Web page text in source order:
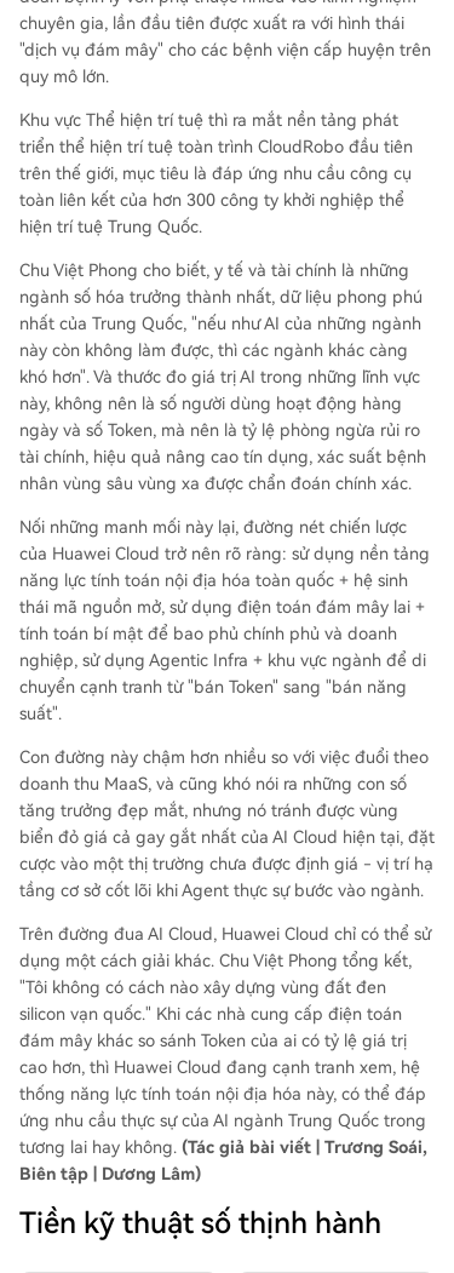
chuyên gia, lần đầu tiên được xuất ra với hình thái
"dịch vụ đám mây" cho các bệnh viện cấp huyện trên
quy mô lớn.
Khu vực Thể hiện trí tuệ thì ra mắt nền tảng phát
triển thể hiện trí tuệ toàn trình CloudRobo đầu tiên
trên thế giới, mục tiêu là đáp ứng nhu cầu công cụ
toàn liên kết của hơn 300 công ty khởi nghiệp thể
hiện trí tuệ Trung Quốc.
Chu Việt Phong cho biết, y tế và tài chính là những
ngành số hóa trưởng thành nhất, dữ liệu phong phú
nhất của Trung Quốc, "nếu như AI của những ngành
này còn không làm được, thì các ngành khác càng
khó hơn". Và thước đo giá trị AI trong những lĩnh vực
này, không nên là số người dùng hoạt động hàng
ngày và số Token, mà nên là tỷ lệ phòng ngừa rủi ro
tài chính, hiệu quả nâng cao tín dụng, xác suất bệnh
nhân vùng sâu vùng xa được chẩn đoán chính xác.
Nối những manh mối này lại, đường nét chiến lược
của Huawei Cloud trở nên rõ ràng: sử dụng nền tảng
năng lực tính toán nội địa hóa toàn quốc + hệ sinh
thái mã nguồn mở, sử dụng điện toán đám mây lai +
tính toán bí mật để bao phủ chính phủ và doanh
nghiệp, sử dụng Agentic Infra + khu vực ngành để di
chuyển cạnh tranh từ "bán Token" sang "bán năng
suất".
Con đường này chậm hơn nhiều so với việc đuổi theo
doanh thu MaaS, và cũng khó nói ra những con số
tăng trưởng đẹp mắt, nhưng nó tránh được vùng
biển đỏ giá cả gay gắt nhất của AI Cloud hiện tại, đặt
cược vào một thị trường chưa được định giá - vị trí hạ
tầng cơ sở cốt lõi khi Agent thực sự bước vào ngành.
Trên đường đua AI Cloud, Huawei Cloud chỉ có thể sử
dụng một cách giải khác. Chu Việt Phong tổng kết,
"Tôi không có cách nào xây dựng vùng đất đen
silicon vạn quốc." Khi các nhà cung cấp điện toán
đám mây khác so sánh Token của ai có tỷ lệ giá trị
cao hơn, thì Huawei Cloud đang cạnh tranh xem, hệ
thống năng lực tính toán nội địa hóa này, có thể đáp
ứng nhu cầu thực sự của AI ngành Trung Quốc trong
tương lai hay không. (Tác giả bài viết | Trương Soái,
Biên tập | Dương Lâm)
Tiền kỹ thuật số thịnh hành